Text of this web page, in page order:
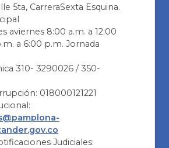
5ta, CarreraSexta Esquina.
aviernes 8:00 a.m. a 12:00
a 6:00 p.m. Jornada
310- 3290026 / 350-
018000121221
Judiciales: